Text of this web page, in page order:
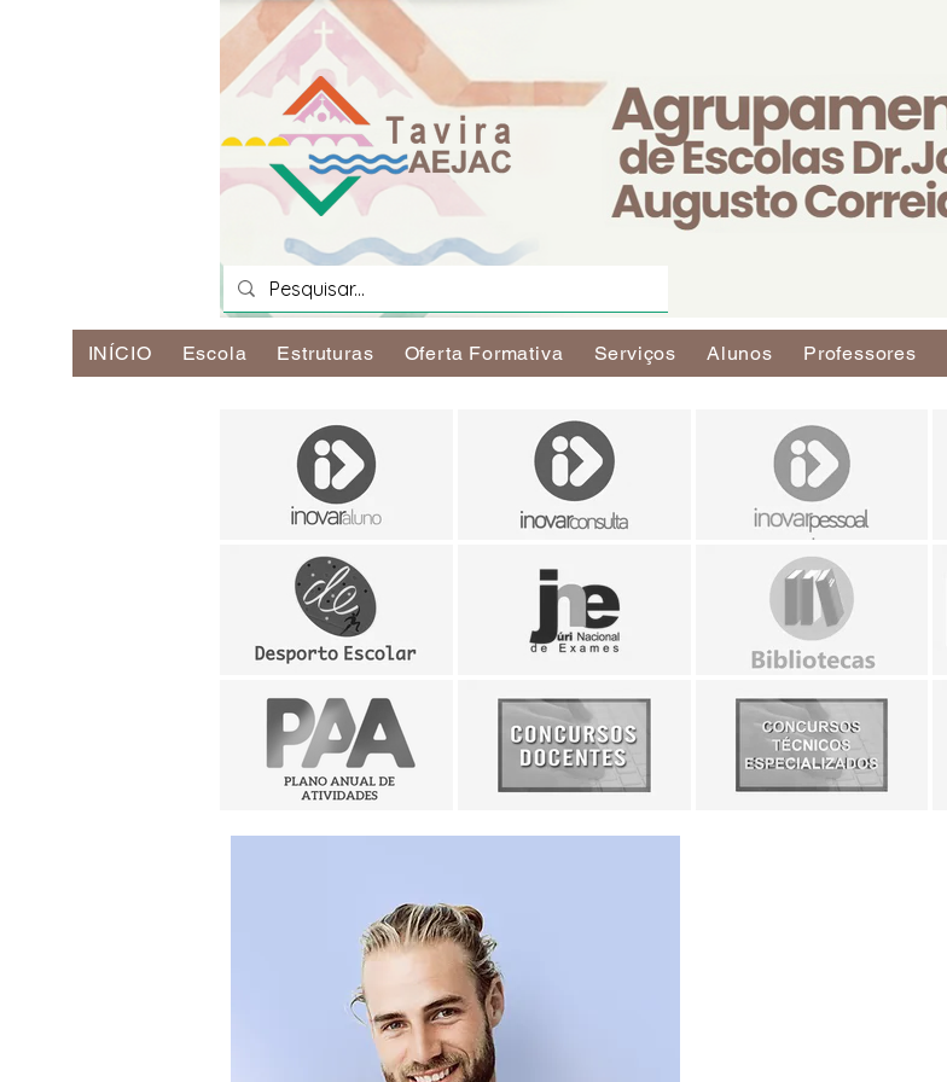
INÍCIO Escola Estruturas Oferta Formativa Serviços Alunos Professores